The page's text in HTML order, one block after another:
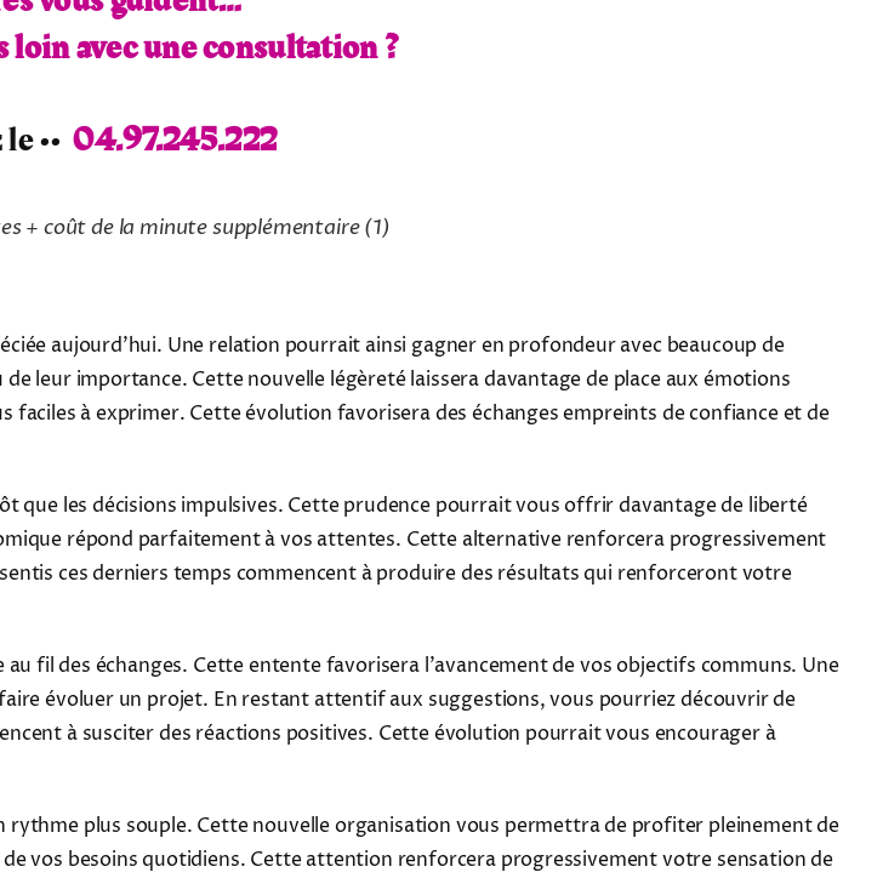
loin avec une consultation ?
•• 04.97.245.222
+ coût de la minute supplémentaire(1)
aujourd'hui. Une relation pourrait ainsi gagner en profondeur avec beaucoup de
leur importance. Cette nouvelle légèreté laissera davantage de place aux émotions
à exprimer. Cette évolution favorisera des échanges empreints de confiance et de
que les décisions impulsives. Cette prudence pourrait vous offrir davantage de liberté
répond parfaitement à vos attentes. Cette alternative renforcera progressivement
ces derniers temps commencent à produire des résultats qui renforceront votre
fil des échanges. Cette entente favorisera l'avancement de vos objectifs communs. Une
évoluer un projet. En restant attentif aux suggestions, vous pourriez découvrir de
à susciter des réactions positives. Cette évolution pourrait vous encourager à
plus souple. Cette nouvelle organisation vous permettra de profiter pleinement de
vos besoins quotidiens. Cette attention renforcera progressivement votre sensation de